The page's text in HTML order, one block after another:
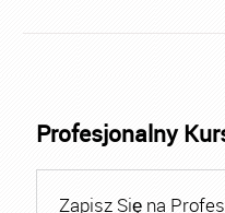
Profesjonalny
Zapisz Się na